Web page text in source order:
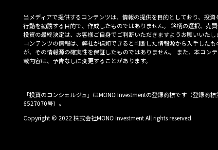
当メディアで提供するコンテンツは、情報の提供を目的としており、投資
行動を勧誘する目的で、作成したものではありません。 銘柄の選択、売
投資の最終決定は、お客様ご自身でご判断いただきますようお願いいたし
コンテンツの情報は、弊社が信頼できると判断した情報源から入手したも
が、その情報源の確実性を保証したものではありません。 また、本コン
載内容は、予告なしに変更することがあります。
「投資のコンシェルジュ」はMONO Investmentの登録商標です（登録商標
6527070号）。
Copyright © 2022 株式会社MONO Investment All rights reserved.